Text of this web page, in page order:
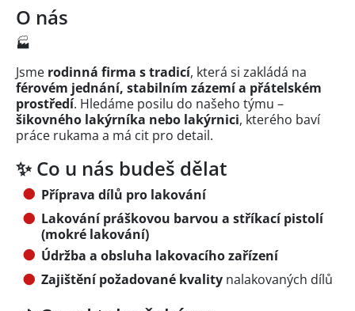
O nás
🏭
Jsme rodinná firma s tradicí, která si zakládá na
férovém jednání, stabilním zázemí a přátelském
prostředí. Hledáme posilu do našeho týmu –
šikovného lakýrníka nebo lakýrnici, kterého baví
práce rukama a má cit pro detail.
✨ Co u nás budeš dělat
Příprava dílů pro lakování
Lakování práškovou barvou a stříkací pistolí
(mokré lakování)
Údržba a obsluha lakovacího zařízení
Zajištění požadované kvality nalakovaných dílů